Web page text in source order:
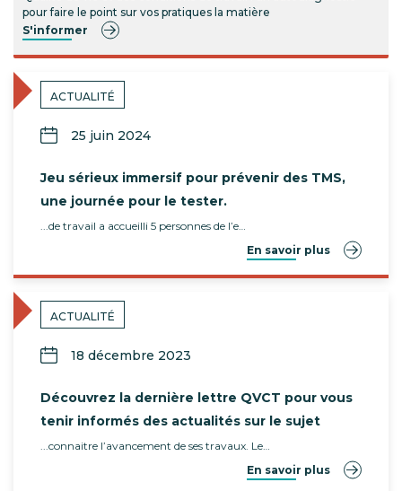
pour faire le point sur vos pratiques la matière
S'informer
ACTUALITÉ
25 juin 2024
Jeu sérieux immersif pour prévenir des TMS,
une journée pour le tester.
...de travail a accueilli 5 personnes de l’e…
En savoir plus
ACTUALITÉ
18 décembre 2023
Découvrez la dernière lettre QVCT pour vous
tenir informés des actualités sur le sujet
...connaitre l’avancement de ses travaux. Le…
En savoir plus